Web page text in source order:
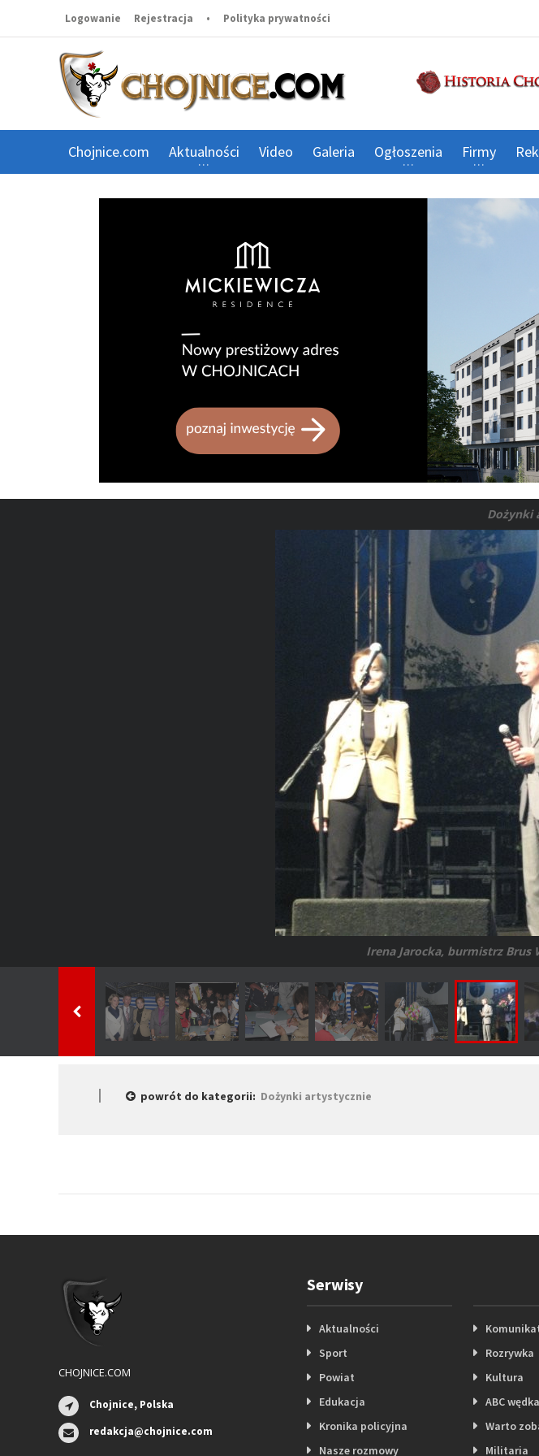
Logowanie Rejestracja • Polityka prywatności
Chojnice.com Aktualności Video Galeria Ogłoszenia Firmy
Dożynki
Irena Jarocka, burmistrz Brus
powrót do kategorii: Dożynki artystycznie
CHOJNICE.COM
Chojnice, Polska
redakcja@chojnice.com
Serwisy
Aktualności
Sport
Powiat
Edukacja
Kronika policyjna
Nasze rozmowy
Rozrywka
Kultura
ABC
Warto
Militaria